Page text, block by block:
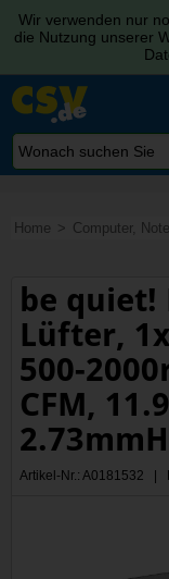
Wir verwenden nur
die Nutzung unserer
Home Computer,
be quiet!
Lüfter,
500-
CFM,
Artikel-Nr.: A0181532 |